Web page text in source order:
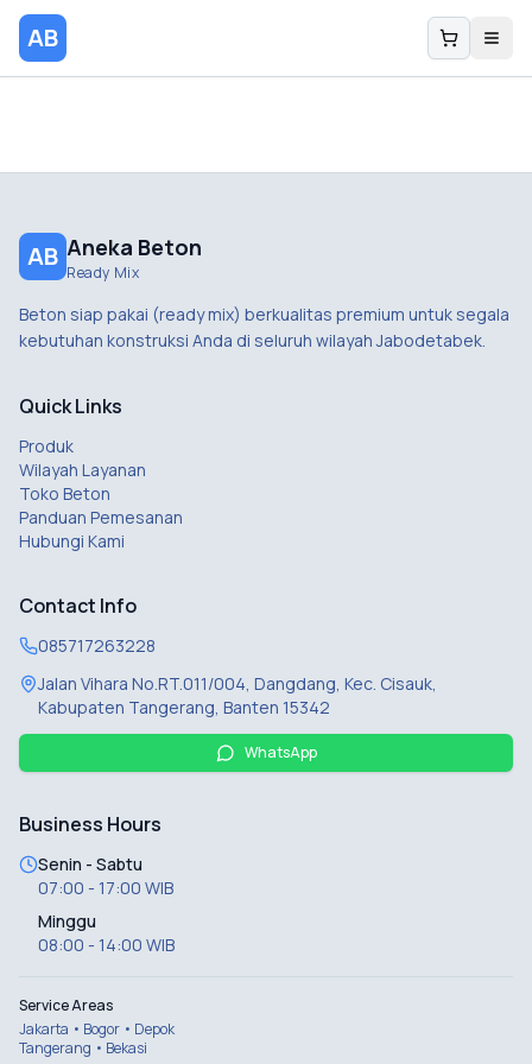
AB
AB Aneka Beton
Ready Mix
Beton siap pakai (ready mix) berkualitas premium untuk segala
kebutuhan konstruksi Anda di seluruh wilayah Jabodetabek.
Quick Links
Produk
Wilayah Layanan
Toko Beton
Panduan Pemesanan
Hubungi Kami
Contact Info
085717263228
Jalan Vihara No.RT.011/004, Dangdang, Kec. Cisauk,
Kabupaten Tangerang, Banten 15342
WhatsApp
Business Hours
Senin - Sabtu
07:00 - 17:00 WIB
Minggu
08:00 - 14:00 WIB
Service Areas
Jakarta • Bogor • Depok
Tangerang • Bekasi